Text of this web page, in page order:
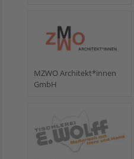
MZWO Architekt*innen
GmbH